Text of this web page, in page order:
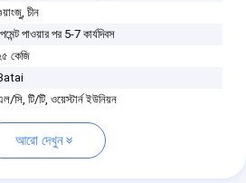
চীন
পাওয়ার পর 5-7 কার্যদিবস
কেজি
সি, টি/টি, ওয়েস্টার্ন ইউনিয়ন
আরো দেখুন